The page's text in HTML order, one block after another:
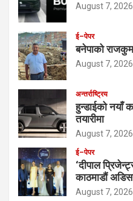
August 7, 2026
ई–पेपर
बनेपाको
August 7, 2026
अन्तर्राष्ट्रिय
हुन्डाईको नयाँ
तयारीमा
August 7, 2026
ई–पेपर
‘दीपाल
काठमाडौं
August 7, 2026